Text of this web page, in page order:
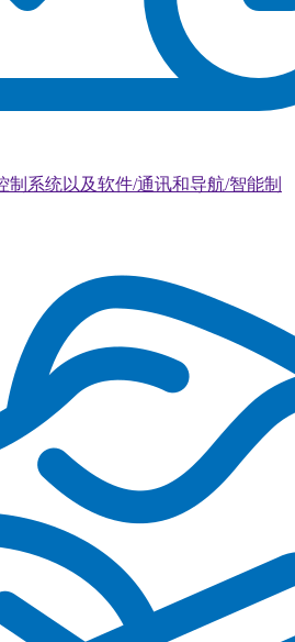
制系统以及软件/通讯和导航/智能制